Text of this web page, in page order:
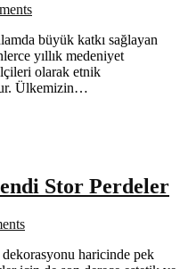
büyük katkı sağlayan
yıllık medeniyet
olarak etnik
Ülkemizin…
Stor Perdeler
haricinde pek